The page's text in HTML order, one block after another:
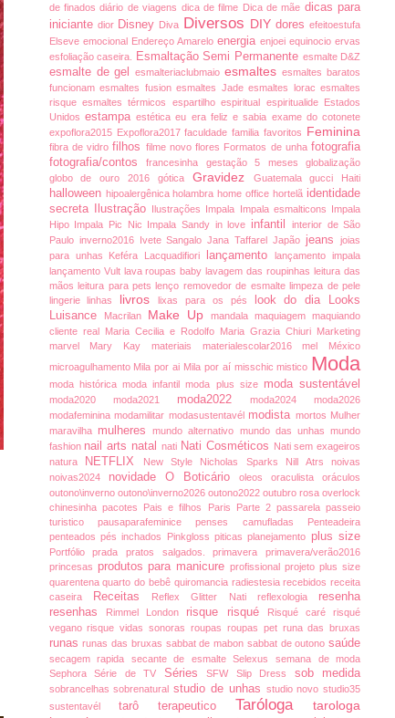
de finadosdiário de viagens dica de filme Dica de mãe dicas para
iniciante dior Disney Diva Diversos DIY doresefeitoestufa
Elseve emocional Endereço Amarelo energiaenjoeiequinocioervas
esfoliação caseira.
Esmaltação Semi Permanente esmalte D&Z
esmalte de gelesmalteriaclubmaioesmaltesesmaltes baratos
funcionamesmaltes fusionesmaltes Jadeesmaltes loracesmaltes
risqueesmaltes térmicos espartilhoespiritual espiritualide Estados
Unidos estampaestéticaeu era feliz e sabia exame do cotonete
expoflora2015 Expoflora2017faculdadefamiliafavoritos Feminina
fibra de vidrofilhos filme novoflores Formatos de unhafotografia
fotografia/contosfrancesinha gestação 5 mesesglobalização
globo de ouro 2016 gótica Gravidez Guatemalagucci Haiti
halloween hipoalergênicaholambrahome officehortelã identidade
secreta
Ilustração Ilustrações Impala Impala esmalticons Impala
Hipo Impala Pic Nic Impala Sandy in love infantil interior de São
Paulo inverno2016 Ivete SangaloJana TaffarelJapão jeansjoias
para unhas Keféra Lacquadifiori lançamentolançamento impala
lançamento Vult lava roupas babylavagem das roupinhasleitura das
mãosleitura para petslenço removedor de esmaltelimpeza de pele
lingerielinhas livroslixas para os pés look do dia
Looks
Luisance
Macrilan Make Upmandalamaquiagemmaquiando
cliente real Maria Cecilia e Rodolfo Maria Grazia Chiuri Marketing
marvel Mary Kay materiais materialescolar2016mel México
microagulhamento Mila por ai Mila por aí misschicmistico Moda
moda histórica moda infantilmoda plus size moda sustentável
moda2020 moda2021 moda2022moda2024moda2026
modafemininamodamilitar modasustentavél modista mortos Mulher
maravilha mulheresmundo alternativo mundo das unhasmundo
fashion nail arts natal nati Nati Cosméticos Nati sem exageiros
natura
NETFLIX New Style Nicholas Sparks Nill Atrsnoivas
noivas2024
novidade O Boticáriooleosoraculistaoráculos
outono\inverno outono\inverno2026 outono2022 outubro rosaoverlock
chinesinha pacotes Pais e filhos Paris Parte 2passarelapasseio
turistico pausaparafeminicepenses camufladas Penteadeira
penteados pés inchados Pinkglosspiticasplanejamento plus size
Portfóliopradapratos salgados.primaveraprimavera/verão2016
princesas produtos para manicureprofissionalprojeto plus size
quarentenaquarto do bebê quiromancia radiestesiarecebidosreceita
caseira
Receitas Reflex Glitter Nati reflexologia resenha
resenhas
Rimmel London risque risqué Risqué carérisqué
veganorisque vidas sonoras roupas roupas pet runa das bruxas
runasrunas das bruxas sabbat de mabon sabbat de outonosaúde
secagem rapida secante de esmalteSelexussemana de moda
SephoraSérie de TV SériesSFW Slip Dress sob medida
sobrancelhassobrenaturalstudio de unhas studio novostudio35
sustentavél tarô terapeutico Tarólogatarologa